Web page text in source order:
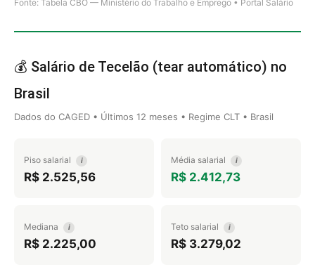
Fonte: Tabela CBO — Ministério do Trabalho e Emprego • Portal Salário
💰 Salário de Tecelão (tear automático) no
Brasil
Dados do CAGED • Últimos 12 meses • Regime CLT • Brasil
Piso salarial i
R$ 2.525,56
Média salarial i
R$ 2.412,73
Mediana i
R$ 2.225,00
Teto salarial i
R$ 3.279,02